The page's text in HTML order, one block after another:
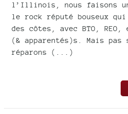
l’Illinois, nous faisons
le rock réputé bouseux
des côtes, avec BTO, REO,
(& apparentés)s. Mais pas
réparons (...)